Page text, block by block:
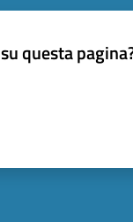
questa